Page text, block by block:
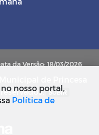
da Versão: 18/03/2026
SUBIR
nosso portal,
Política de